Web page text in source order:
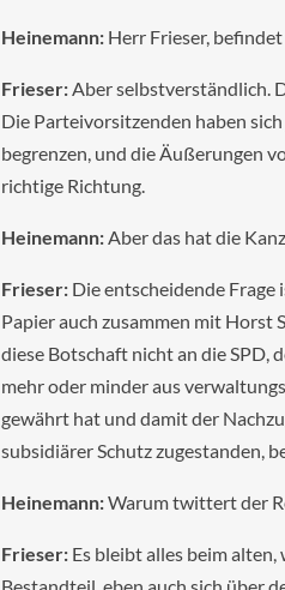
Heinemann: Herr Frieser,
Frieser:Aber selbstverständlich.
Die Parteivorsitzenden haben
begrenzen, und die Äußerungen
richtige Richtung.
Heinemann:Aber das hat die
Frieser: Die entscheidende Frage
Papier auch zusammen mit Horst
diese Botschaft nicht an die SPD,
mehr oder minder aus
gewährt hat und damit der
subsidiärer Schutz zugestanden,
Heinemann:Warum twittert der
Frieser: Es bleibt alles beim